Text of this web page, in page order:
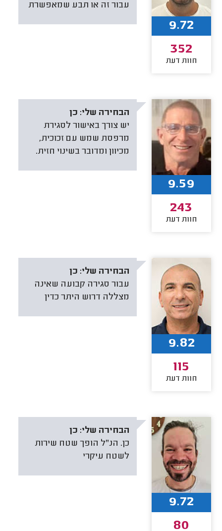
עבור זה או תבע שמאפשרת
9.72
352
חוות דעת
הבחירה שלי: כן
יש צורך באישור לסגירת
מרפסת שמש עם זכוכית,
מכיוון ומדובר בשינוי חזית.
9.59
243
חוות דעת
הבחירה שלי: כן
עבור סגירה קבועה שאינה
מצללה דרוש היתר כדין
9.82
115
חוות דעת
הבחירה שלי: כן
כן. הנ"ל הופך שטח שירות
לשטח עיקרי
9.72
80